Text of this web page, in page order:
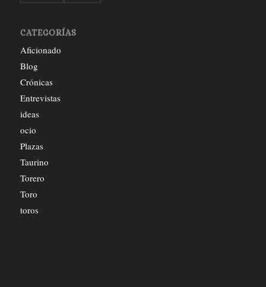
CATEGORÍAS
Aficionado
Blog
Crónicas
Entrevistas
ideas
ocio
Plazas
Taurino
Torero
Toro
toros